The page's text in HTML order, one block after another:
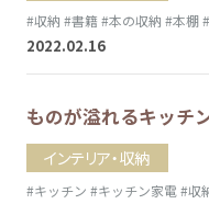
#収納 #書籍 #本の収納 #本棚
2022.02.16
ものが溢れるキッチ
インテリア・収納
#キッチン #キッチン家電#収